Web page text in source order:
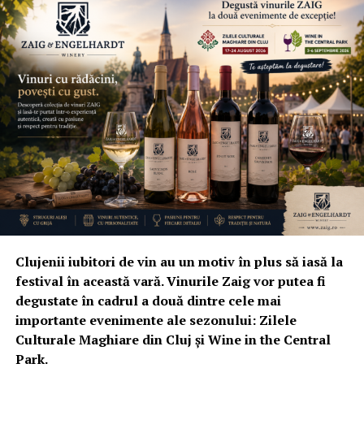
Clujenii iubitori de vin au un motiv în plus să iasă la
festival în această vară. Vinurile Zaig vor putea fi
degustate în cadrul a două dintre cele mai
importante evenimente ale sezonului: Zilele
Culturale Maghiare din Cluj și Wine in the Central
Park.